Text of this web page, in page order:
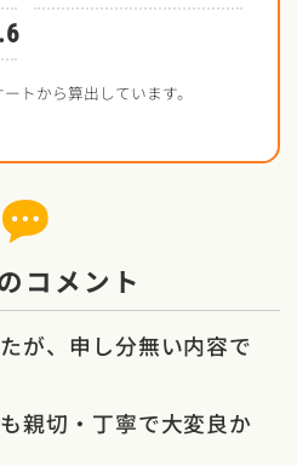
トから算出しています。
コメント
が、申し分無い内容で
親切・丁寧で大変良か